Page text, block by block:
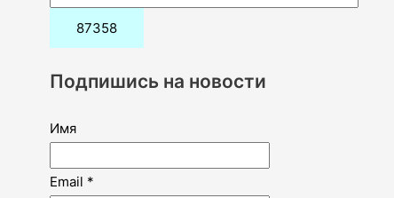
:
Подпишись на новости
Имя
Email *